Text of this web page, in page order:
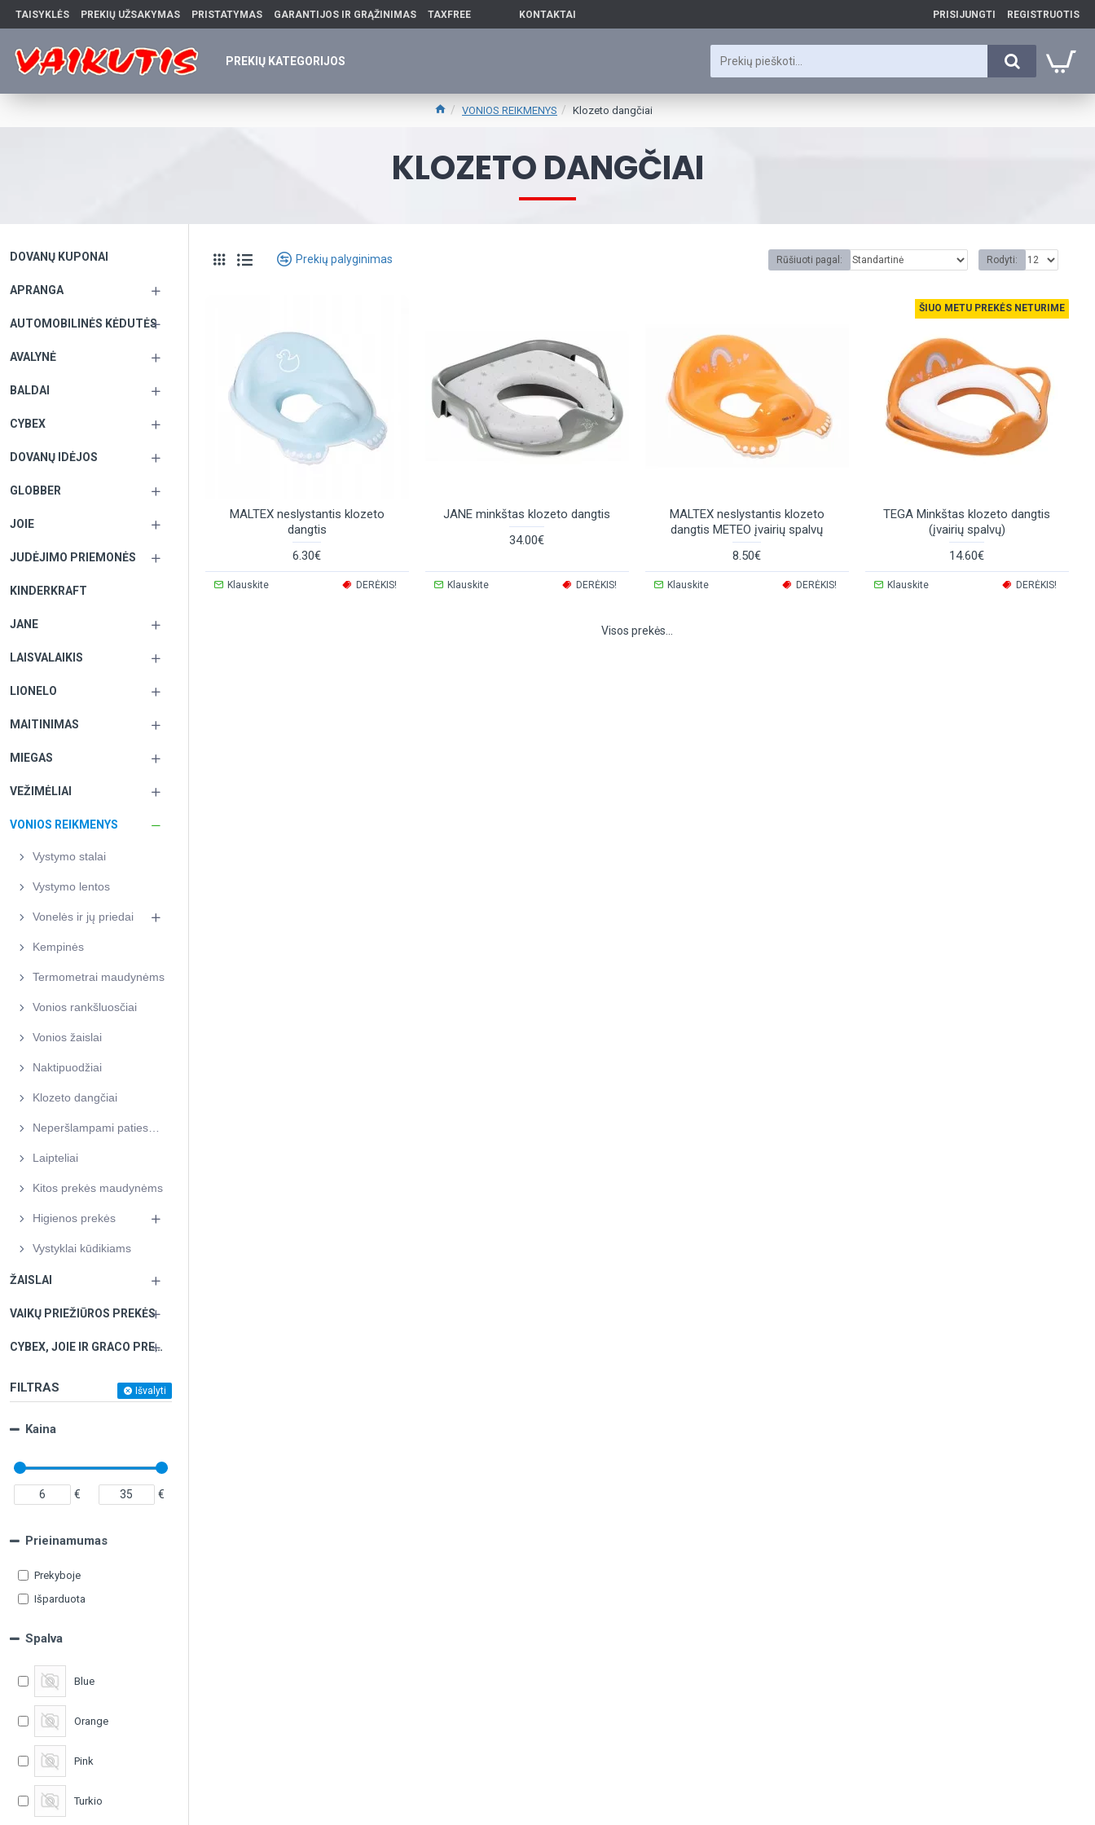
TAISYKLĖS PREKIŲ UŽSAKYMAS PRISTATYMAS GARANTIJOS IR GRĄŽINIMAS TAXFREE KONTAKTAI PRISIJUNGTI REGISTRUOTIS
PREKIŲ KATEGORIJOS
VONIOS REIKMENYS Klozeto dangčiai
KLOZETO DANGČIAI
DOVANŲ KUPONAI
APRANGA
AUTOMOBILINĖS KĖDUTĖS
AVALYNĖ
BALDAI
CYBEX
DOVANŲ IDĖJOS
GLOBBER
JOIE
JUDĖJIMO PRIEMONĖS
KINDERKRAFT
JANE
LAISVALAIKIS
LIONELO
MAITINIMAS
MIEGAS
VEŽIMĖLIAI
VONIOS REIKMENYS
Vystymo stalai
Vystymo lentos
Vonelės ir jų priedai
Kempinės
Termometrai maudynėms
Vonios rankšluosčiai
Vonios žaislai
Naktipuodžiai
Klozeto dangčiai
Laipteliai
Kitos prekės maudynėms
Higienos prekės
Vystyklai kūdikiams
ŽAISLAI
VAIKŲ PRIEŽIŪROS PREKĖS
CYBEX, JOIE IR GRACO PREKĖS PAGAL UŽSAKYMĄ
FILTRAS Išvalyti
Kaina
€ €
Spalva
Blue
Orange
Pink
Turkio
Prieinamumas
Prekyboje
Išparduota
Prekių palyginimas Rūšiuoti pagal: Rodyti:
MALTEX neslystantis klozeto
dangtis
6.30€
Klauskite DERĖKIS!
JANE minkštas klozeto dangtis
34.00€
Klauskite DERĖKIS!
MALTEX neslystantis klozeto
dangtis METEO įvairių spalvų
8.50€
Klauskite DERĖKIS!
ŠIUO METU PREKĖS NETURIME
TEGA Minkštas klozeto dangtis
(įvairių spalvų)
14.60€
Klauskite DERĖKIS!
Visos prekės...